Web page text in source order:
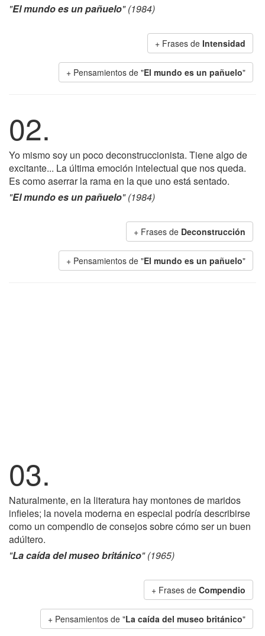
"El mundo es un pañuelo" (1984)
+ Frases de Intensidad
+ Pensamientos de "El mundo es un pañuelo"
02.
Yo mismo soy un poco deconstruccionista. Tiene algo de
excitante... La última emoción intelectual que nos queda.
Es como aserrar la rama en la que uno está sentado.
"El mundo es un pañuelo" (1984)
+ Frases de Deconstrucción
+ Pensamientos de "El mundo es un pañuelo"
03.
Naturalmente, en la literatura hay montones de maridos
infieles; la novela moderna en especial podría describirse
como un compendio de consejos sobre cómo ser un buen
adúltero.
"La caída del museo británico" (1965)
+ Frases de Compendio
+ Pensamientos de "La caída del museo británico"